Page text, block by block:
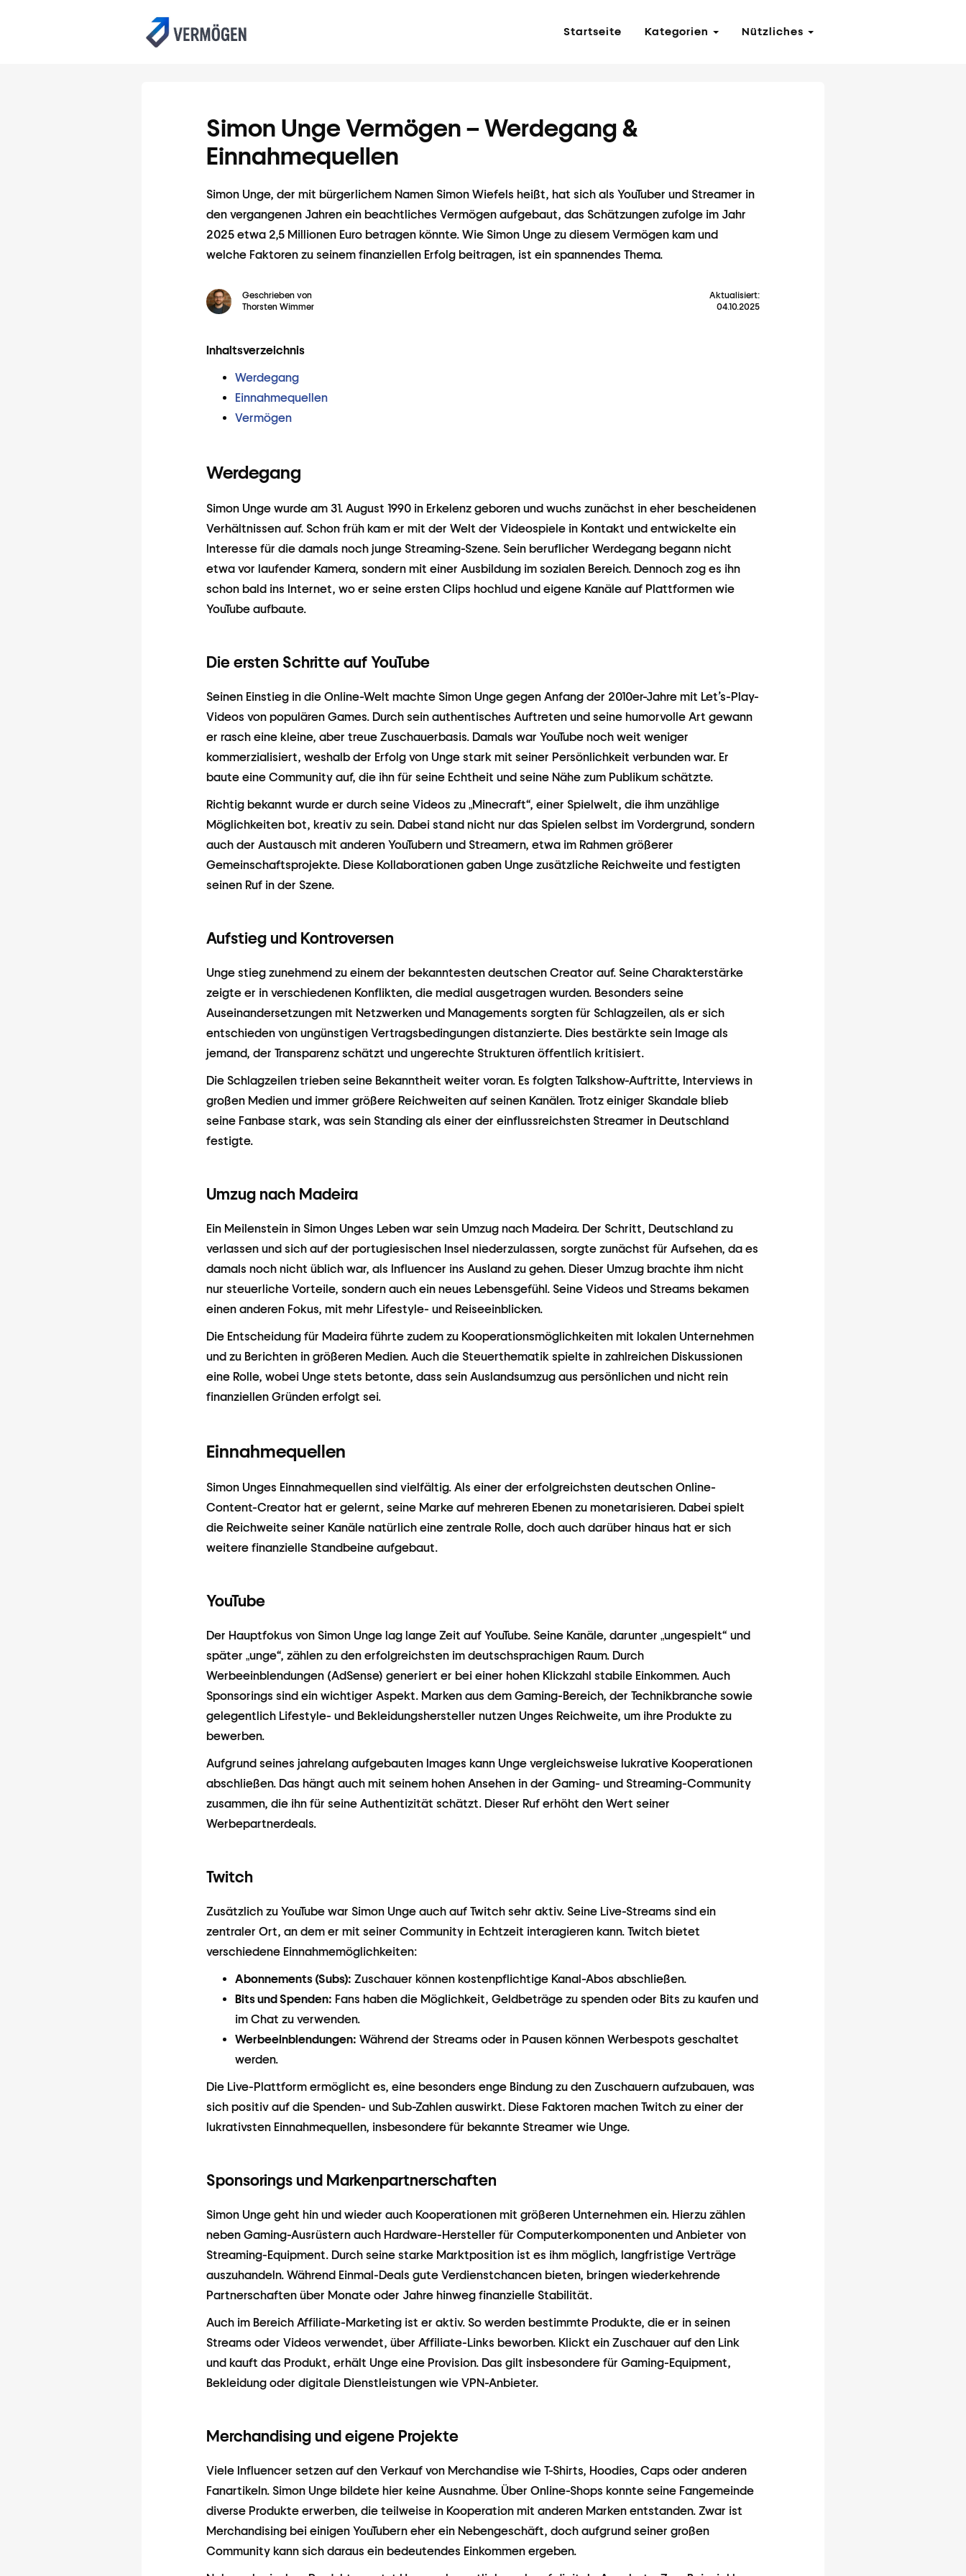
Startseite Kategorien Nützliches
Simon Unge Vermögen – Werdegang &
Einnahmequellen
Simon Unge, der mit bürgerlichem Namen Simon Wiefels heißt, hat sich als YouTuber und Streamer in
den vergangenen Jahren ein beachtliches Vermögen aufgebaut, das Schätzungen zufolge im Jahr
2025 etwa 2,5 Millionen Euro betragen könnte. Wie Simon Unge zu diesem Vermögen kam und
welche Faktoren zu seinem finanziellen Erfolg beitragen, ist ein spannendes Thema.
Geschrieben von
Thorsten Wimmer
Aktualisiert:
04.10.2025
Inhaltsverzeichnis
Werdegang
Einnahmequellen
Vermögen
Werdegang
Simon Unge wurde am 31. August 1990 in Erkelenz geboren und wuchs zunächst in eher bescheidenen
Verhältnissen auf. Schon früh kam er mit der Welt der Videospiele in Kontakt und entwickelte ein
Interesse für die damals noch junge Streaming-Szene. Sein beruflicher Werdegang begann nicht
etwa vor laufender Kamera, sondern mit einer Ausbildung im sozialen Bereich. Dennoch zog es ihn
schon bald ins Internet, wo er seine ersten Clips hochlud und eigene Kanäle auf Plattformen wie
YouTube aufbaute.
Die ersten Schritte auf YouTube
Seinen Einstieg in die Online-Welt machte Simon Unge gegen Anfang der 2010er-Jahre mit Let’s-Play-
Videos von populären Games. Durch sein authentisches Auftreten und seine humorvolle Art gewann
er rasch eine kleine, aber treue Zuschauerbasis. Damals war YouTube noch weit weniger
kommerzialisiert, weshalb der Erfolg von Unge stark mit seiner Persönlichkeit verbunden war. Er
baute eine Community auf, die ihn für seine Echtheit und seine Nähe zum Publikum schätzte.
Richtig bekannt wurde er durch seine Videos zu „Minecraft“, einer Spielwelt, die ihm unzählige
Möglichkeiten bot, kreativ zu sein. Dabei stand nicht nur das Spielen selbst im Vordergrund, sondern
auch der Austausch mit anderen YouTubern und Streamern, etwa im Rahmen größerer
Gemeinschaftsprojekte. Diese Kollaborationen gaben Unge zusätzliche Reichweite und festigten
seinen Ruf in der Szene.
Aufstieg und Kontroversen
Unge stieg zunehmend zu einem der bekanntesten deutschen Creator auf. Seine Charakterstärke
zeigte er in verschiedenen Konflikten, die medial ausgetragen wurden. Besonders seine
Auseinandersetzungen mit Netzwerken und Managements sorgten für Schlagzeilen, als er sich
entschieden von ungünstigen Vertragsbedingungen distanzierte. Dies bestärkte sein Image als
jemand, der Transparenz schätzt und ungerechte Strukturen öffentlich kritisiert.
Die Schlagzeilen trieben seine Bekanntheit weiter voran. Es folgten Talkshow-Auftritte, Interviews in
großen Medien und immer größere Reichweiten auf seinen Kanälen. Trotz einiger Skandale blieb
seine Fanbase stark, was sein Standing als einer der einflussreichsten Streamer in Deutschland
festigte.
Umzug nach Madeira
Ein Meilenstein in Simon Unges Leben war sein Umzug nach Madeira. Der Schritt, Deutschland zu
verlassen und sich auf der portugiesischen Insel niederzulassen, sorgte zunächst für Aufsehen, da es
damals noch nicht üblich war, als Influencer ins Ausland zu gehen. Dieser Umzug brachte ihm nicht
nur steuerliche Vorteile, sondern auch ein neues Lebensgefühl. Seine Videos und Streams bekamen
einen anderen Fokus, mit mehr Lifestyle- und Reiseeinblicken.
Die Entscheidung für Madeira führte zudem zu Kooperationsmöglichkeiten mit lokalen Unternehmen
und zu Berichten in größeren Medien. Auch die Steuerthematik spielte in zahlreichen Diskussionen
eine Rolle, wobei Unge stets betonte, dass sein Auslandsumzug aus persönlichen und nicht rein
finanziellen Gründen erfolgt sei.
Einnahmequellen
Simon Unges Einnahmequellen sind vielfältig. Als einer der erfolgreichsten deutschen Online-
Content-Creator hat er gelernt, seine Marke auf mehreren Ebenen zu monetarisieren. Dabei spielt
die Reichweite seiner Kanäle natürlich eine zentrale Rolle, doch auch darüber hinaus hat er sich
weitere finanzielle Standbeine aufgebaut.
YouTube
Der Hauptfokus von Simon Unge lag lange Zeit auf YouTube. Seine Kanäle, darunter „ungespielt“ und
später „unge“, zählen zu den erfolgreichsten im deutschsprachigen Raum. Durch
Werbeeinblendungen (AdSense) generiert er bei einer hohen Klickzahl stabile Einkommen. Auch
Sponsorings sind ein wichtiger Aspekt. Marken aus dem Gaming-Bereich, der Technikbranche sowie
gelegentlich Lifestyle- und Bekleidungshersteller nutzen Unges Reichweite, um ihre Produkte zu
bewerben.
Aufgrund seines jahrelang aufgebauten Images kann Unge vergleichsweise lukrative Kooperationen
abschließen. Das hängt auch mit seinem hohen Ansehen in der Gaming- und Streaming-Community
zusammen, die ihn für seine Authentizität schätzt. Dieser Ruf erhöht den Wert seiner
Werbepartnerdeals.
Twitch
Zusätzlich zu YouTube war Simon Unge auch auf Twitch sehr aktiv. Seine Live-Streams sind ein
zentraler Ort, an dem er mit seiner Community in Echtzeit interagieren kann. Twitch bietet
verschiedene Einnahmemöglichkeiten:
Abonnements (Subs): Zuschauer können kostenpflichtige Kanal-Abos abschließen.
Bits und Spenden: Fans haben die Möglichkeit, Geldbeträge zu spenden oder Bits zu kaufen und
im Chat zu verwenden.
Werbeeinblendungen: Während der Streams oder in Pausen können Werbespots geschaltet
werden.
Die Live-Plattform ermöglicht es, eine besonders enge Bindung zu den Zuschauern aufzubauen, was
sich positiv auf die Spenden- und Sub-Zahlen auswirkt. Diese Faktoren machen Twitch zu einer der
lukrativsten Einnahmequellen, insbesondere für bekannte Streamer wie Unge.
Sponsorings und Markenpartnerschaften
Simon Unge geht hin und wieder auch Kooperationen mit größeren Unternehmen ein. Hierzu zählen
neben Gaming-Ausrüstern auch Hardware-Hersteller für Computerkomponenten und Anbieter von
Streaming-Equipment. Durch seine starke Marktposition ist es ihm möglich, langfristige Verträge
auszuhandeln. Während Einmal-Deals gute Verdienstchancen bieten, bringen wiederkehrende
Partnerschaften über Monate oder Jahre hinweg finanzielle Stabilität.
Auch im Bereich Affiliate-Marketing ist er aktiv. So werden bestimmte Produkte, die er in seinen
Streams oder Videos verwendet, über Affiliate-Links beworben. Klickt ein Zuschauer auf den Link
und kauft das Produkt, erhält Unge eine Provision. Das gilt insbesondere für Gaming-Equipment,
Bekleidung oder digitale Dienstleistungen wie VPN-Anbieter.
Merchandising und eigene Projekte
Viele Influencer setzen auf den Verkauf von Merchandise wie T-Shirts, Hoodies, Caps oder anderen
Fanartikeln. Simon Unge bildete hier keine Ausnahme. Über Online-Shops konnte seine Fangemeinde
diverse Produkte erwerben, die teilweise in Kooperation mit anderen Marken entstanden. Zwar ist
Merchandising bei einigen YouTubern eher ein Nebengeschäft, doch aufgrund seiner großen
Community kann sich daraus ein bedeutendes Einkommen ergeben.